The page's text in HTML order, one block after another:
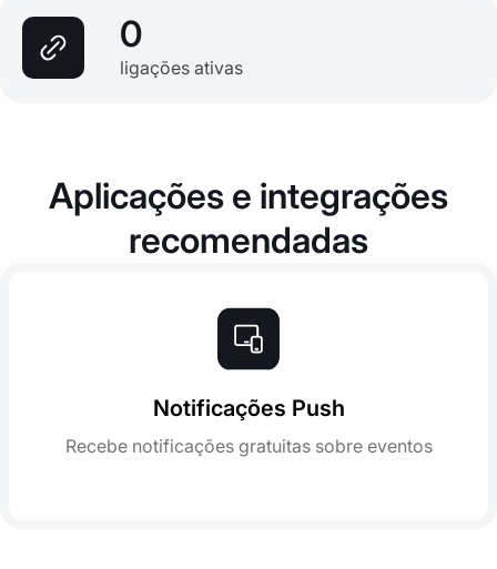
0
ligações ativas
Aplicações e integrações
recomendadas
Notificações Push
Recebe notificações gratuitas sobre eventos